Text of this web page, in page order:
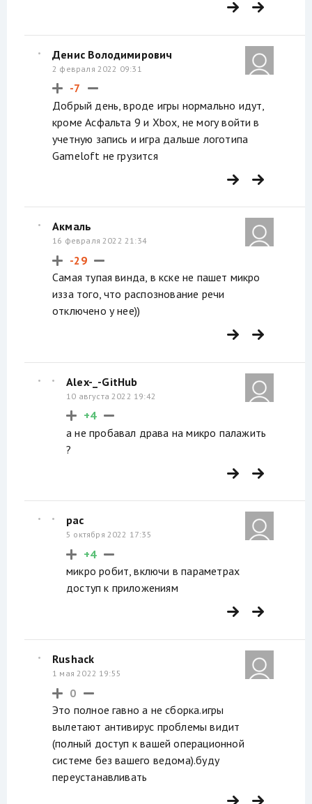
Денис Володимирович
2 февраля 2022 09:31
-7
Добрый день, вроде игры нормально идут,
кроме Асфальта 9 и Xbox, не могу войти в
учетную запись и игра дальше логотипа
Gameloft не грузится
Акмаль
16 февраля 2022 21:34
-29
Самая тупая винда, в кске не пашет микро
изза того, что распознование речи
отключено у нее))
Alex-_-GitHub
10 августа 2022 19:42
+4
а не пробавал драва на микро палажить
?
рас
5 октября 2022 17:35
+4
микро робит, включи в параметрах
доступ к приложениям
Rushack
1 мая 2022 19:55
0
Это полное гавно а не сборка.игры
вылетают антивирус проблемы видит
(полный доступ к вашей операционной
системе без вашего ведома).буду
переустанавливать